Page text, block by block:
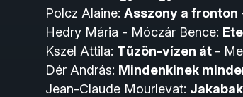
Polcz Alaine: Asszony a fronton
Hedry Mária - Móczár Bence:
Kszel Attila: Tűzön-vízen át -
Dér András: Mindenkinek
Jean-Claude Mourlevat: